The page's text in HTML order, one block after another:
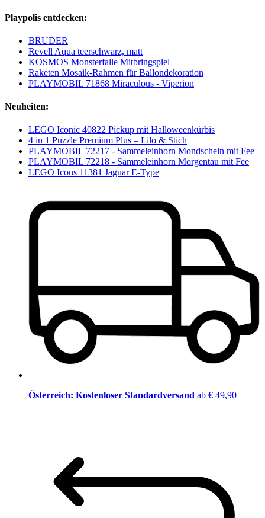
Playpolis entdecken:
BRUDER
Revell Aqua teerschwarz, matt
KOSMOS Monsterfalle Mitbringspiel
Raketen Mosaik-Rahmen für Ballondekoration
PLAYMOBIL 71868 Miraculous - Viperion
Neuheiten:
LEGO Iconic 40822 Pickup mit Halloweenkürbis
4 in 1 Puzzle Premium Plus – Lilo & Stich
PLAYMOBIL 72217 - Sammeleinhorn Mondschein mit Fee
PLAYMOBIL 72218 - Sammeleinhorn Morgentau mit Fee
LEGO Icons 11381 Jaguar E-Type
Österreich: Kostenloser Standardversand ab € 49,90